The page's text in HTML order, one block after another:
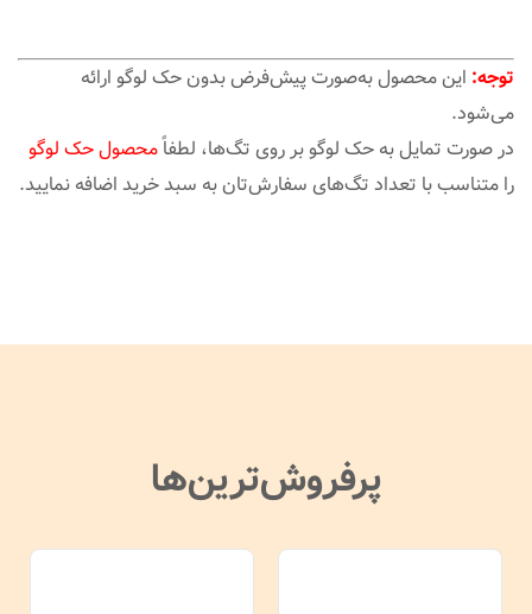
توجه: این محصول به‌صورت پیش‌فرض بدون حک لوگو ارائه
می‌شود.
در صورت تمایل به حک لوگو بر روی تگ‌ها، لطفاًمحصول حک لوگو
را متناسب با تعداد تگ‌های سفارش‌تان به سبد خرید اضافه نمایید.
پرفروش‌ترین‌ها